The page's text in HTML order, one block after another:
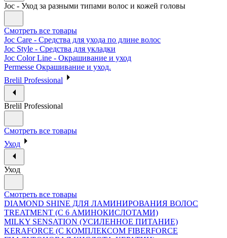
Joc - Уход за разными типами волос и кожей головы
Смотреть все товары
Joc Care - Средства для ухода по длине волос
Joc Style - Средства для укладки
Joc Color Line - Окрашивание и уход
Permesse Окрашивание и уход.
Brelil Professional
Brelil Professional
Смотреть все товары
Уход
Уход
Смотреть все товары
DIAMOND SHINE ДЛЯ ЛАМИНИРОВАНИЯ ВОЛОС
TREATMENT (С 6 АМИНОКИСЛОТАМИ)
MILKY SENSATION (УСИЛЕННОЕ ПИТАНИЕ)
KERAFORCE (С КОМПЛЕКСОМ FIBERFORCE